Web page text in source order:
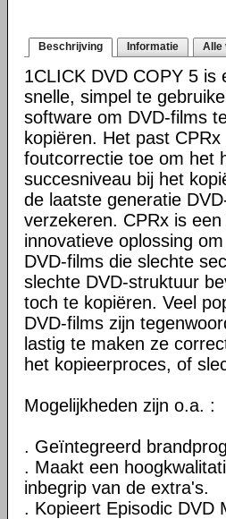
Beschrijving Informatie Alle
1CLICK DVD COPY 5 is
snelle, simpel te
software om DVD-films
kopiëren. Het past CPRx
foutcorrectie toe om het
succesniveau bij het
de laatste generatie
verzekeren. CPRx is een
innovatieve oplossing
DVD-films die slechte
slechte DVD-struktuur
toch te kopiëren. Veel
DVD-films zijn
lastig te maken ze
het kopieerproces, of
Mogelijkheden zijn o.a. :
. Geïntegreerd
. Maakt een
inbegrip van de extra's.
. Kopieert Episodic DVD